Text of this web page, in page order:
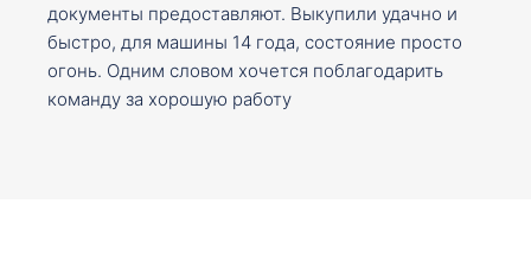
документы предоставляют. Выкупили удачно и
быстро, для машины 14 года, состояние просто
огонь. Одним словом хочется поблагодарить
команду за хорошую работу